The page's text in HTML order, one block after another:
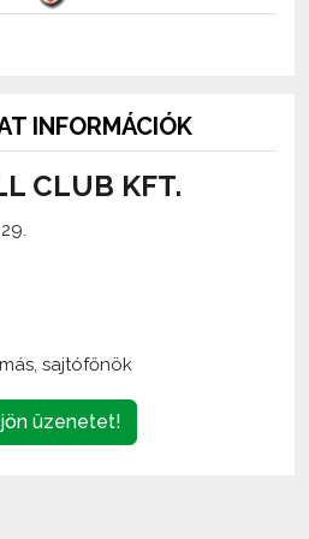
INFORMÁCIÓK
CLUB KFT.
sajtófőnök
üzenetet!